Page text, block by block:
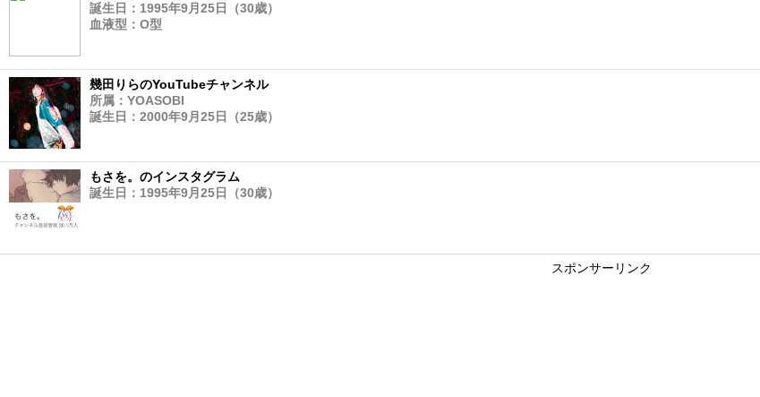
誕生日：1995年9月25日（30歳）
血液型：O型
幾田りらのYouTubeチャンネル
所属：YOASOBI
誕生日：2000年9月25日（25歳）
もさを。のインスタグラム
誕生日：1995年9月25日（30歳）
スポンサーリンク